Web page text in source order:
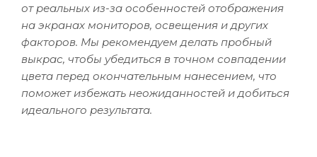
от реальных из-за особенностей отображения
на экранах мониторов, освещения и других
факторов. Мы рекомендуем делать пробный
выкрас, чтобы убедиться в точном совпадении
цвета перед окончательным нанесением, что
поможет избежать неожиданностей и добиться
идеального результата.